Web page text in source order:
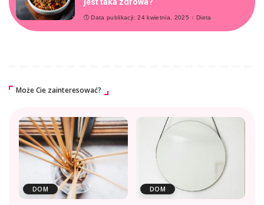
jest taka zdrowa?
Data publikacji: 24 kwietnia, 2025 Dieta
Może Cie zainteresować?
DOM DOM